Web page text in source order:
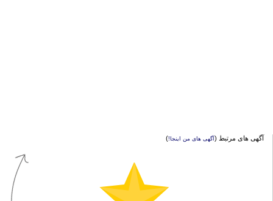
آگهی های مرتبط (آگهی های من اینجا!)